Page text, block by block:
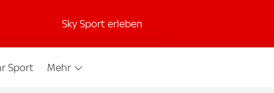
Sky Sport erleben
Sport Mehr